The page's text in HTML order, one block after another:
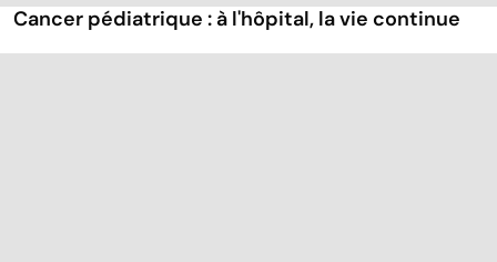
Cancer pédiatrique : à l'hôpital, la vie continue